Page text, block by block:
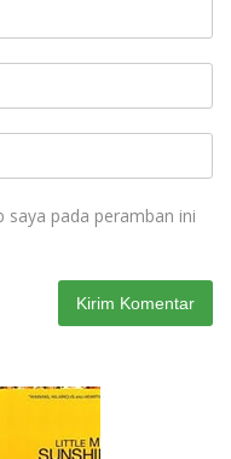
saya pada peramban ini